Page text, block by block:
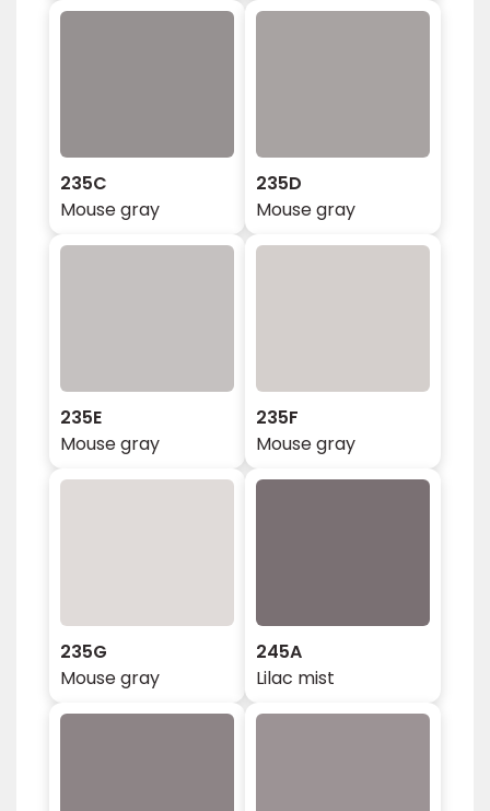
235C
Mouse gray
235D
Mouse gray
235E
Mouse gray
235F
Mouse gray
235G
Mouse gray
245A
Lilac mist